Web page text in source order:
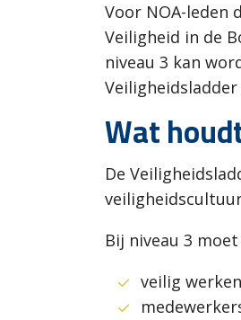
Voor NOA-leden
Veiligheid in de
niveau 3 kan
Wat
De
Bij niveau 3
veilig